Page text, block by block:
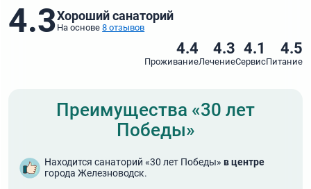
4.3Хороший санаторий
На основе8 отзывов
4.4
Проживание
4.3
Лечение
4.1
Сервис
4.5
Питание
Преимущества «30 лет
Победы»
Находится санаторий «30 лет Победы»в центре
города Железноводск.